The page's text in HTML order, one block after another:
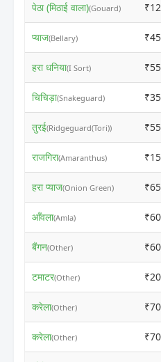
पेठा (मिठाई वाला)(Gouard)
प्याज(Bellary)
हरा धनिया(I Sort)
चिचिड़ा(Snakeguard)
तुरई(Ridgeguard(Tori))
राजगिरा(Amaranthus)
हरा प्याज(Onion Green)
आँवला(Amla)
बैंगन(Other)
टमाटर(Other)
करेला(Other)
करेला(Other)